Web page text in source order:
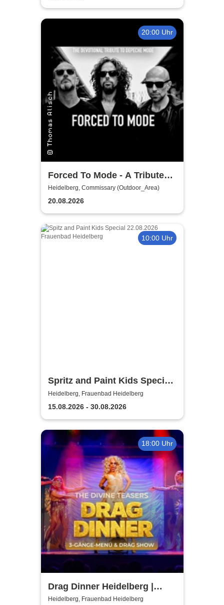
20:00 Uhr
Forced To Mode - A Tribute
To Depeche Mode
Heidelberg, Commissary (Outdoor_Area)
20.08.2026
10:00 Uhr
Spritz and Paint Kids Special
| Frauenbad
Heidelberg, Frauenbad Heidelberg
15.08.2026 - 30.08.2026
18:00 Uhr
Drag Dinner Heidelberg |
Frauenbad
Heidelberg, Frauenbad Heidelberg